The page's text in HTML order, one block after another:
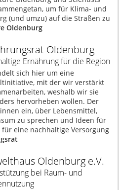
um für Klima- und
(und umzu) auf die Straßen zu
Oldenburg
Oldenburg
Ernährung für die Region
sich hier um eine
mit der wir verstärkt
weshalb wir sie
hervorheben wollen. Der
ein, über Lebensmittel,
zu sprechen und Ideen für
eine nachhaltige Versorgung
Oldenburg e.V.
bei Raum- und